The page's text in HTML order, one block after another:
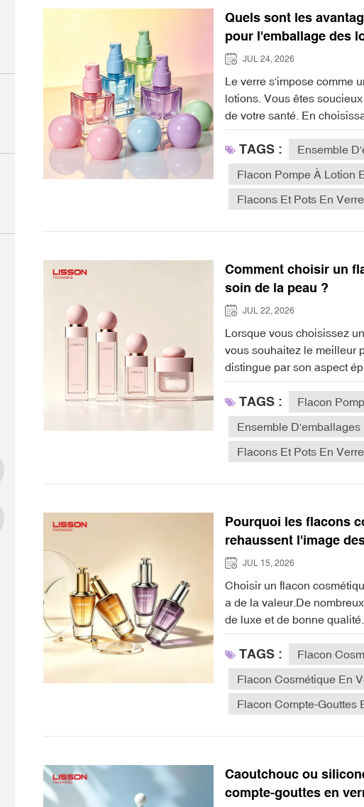
Quels sont les
pour l'emballage des
JUL 24, 2026
Le verre s'impose comme un choix de qualité supérieure pour l'emballage des lotions. Vous êtes soucieux de l'environnement, de la conservation du produit et de votre santé. En choisissant le verre, vous contribuez à un environnement plus propre et bénéficiez d'une lotion de qualité supérieure et plus sûre. Voyez la différence :AspectEmballage en verreEmballages plastiquesApprovisionnement en matières premièresFabriqué à partir de matériaux naturels comme le sable de siliceDérivés des combustibles fossiles, ils provoquent des perturbations environnementales.Énergie manufacturièreNécessite des températures élevées, ce qui augmente la consommation d'énergie.Des températures plus basses, mais cela implique un traitement chimiqueÉmissions liées aux transportsPlus lourd, ce qui entraîne une consommation de carburant plus élevée pendant le transportPlus léger, ce qui permet d'expédier davantage d'unités et de réduire les émissions.Performance en matière de recyclagePeut être recyclé plusieurs fois sans dégradationSouvent recyclé à la baisse, possibilités de recyclage limitéesLa marque Lisson bénéficie de plus de 20 ans d'expertise dans le domaine des emballages cosmétiques en verre et propose des solutions écologiques. En choisissant un emballage qui protège votre lotion et la planète, vous contribuez à un geste positif. Points clés à retenirChoisir des emballages en verre favorise le développement durable en utilisant des matériaux naturels et en réduisant les déchets mis en décharge.Les bouteilles en verre sont recyclables à l'infini et conservent leur qualité au fil de multiples cycles de recyclage, contrairement au plastique.Le verre protège la lotion de toute contamination et préserve sa qualité, garantissant ainsi sécurité et efficacité pour les consommateurs.L'aspect et le toucher haut de gamme des emballages en verre améliorent l'image de marque et attirent les consommateurs soucieux de l'environnement.Investir dans des emballages en verre peut justifier des prix plus élevés, car les consommateurs valorisent la qualité et la durabilité. Avantages environnementaux du choix du verreEmballage en verre et durabilitéVous souhaitez que l'emballage de votre lotion reflète vos valeurs. Choisir le verre est un moyen efficace de soutenir le développement durable. Le verre se distingue comme un matériau durable car il provient de ressources naturelles abondantes comme le sable de silice. En choisissant des flacons en verre pour vos produits, vous contribuez à la protection de la planète. La marque Lisson est pionnière dans le secteur grâce à ses caractéristiques écologiques, proposant du verre recyclable et des designs minimalistes en accord avec les objectifs de développement durable mondiaux.L'emballage en verre favorise un avenir durable. Les flacons en verre sont réutilisables de nombreuses fois sans perte de qualité. C'est pourquoi l'emballage en verre est un choix idéal pour les consommateurs soucieux de l'environnement. La marque Lisson utilise du verre recyclable et propose des options rechargeables pour réduire les déchets et préserver les ressources. En choisissant un coffret de soins en verre, vous faites un geste pour la planète. flacon pompe à lotion en verre pour vos produits.Conseil: L’emballage en verre est non seulement durable, mais il témoigne aussi de votre engagement en faveur de pratiques écoresponsables. Vous incitez ainsi les
TAGS :
Ensemble
Flacon Pompe À Lotion
Flacons Et Pots En
Comment choisir un
soin de la peau ?
JUL 22, 2026
Lorsque vous choisissez un flacon de lotion en verre pour vos soins de la peau, vous souhaitez le meilleur pour votre formule. Le verre de haute qualité se distingue par son aspect épuré et son toucher haut de gamme. On apprécie le poids et la fraîcheur des flacons en verre au quotidien. Vous avez l'assurance que cet emballage protège vos ingrédients et préserve la pureté de votre lotion. Des marques de confiance comme Lisson privilégient un verre inerte et sûr, gage de qualité et de durabilité. Réfléchissez à la manière dont un verre et un emballage adaptés peuvent valoriser votre marque et témoigner de votre engagement envers la qualité.Une protection supérieure préserve les formules de soins pour peaux sensibles de l'oxygène.L'emballage en verre favorise les choix écologiques et protège des substances chimiques nocives.Les flacons en verre de qualité confèrent à votre gamme de soins de la peau une allure luxueuse.Points clés à retenirChoisissez des flacons en verre de haute qualité pour protéger vos formules de soin des interactions nocives et de la contamination.Choisissez la taille et la forme de bouteilles adaptées à votre type de produit et optimisez l'expérience utilisateur.Pensez aux emballages en verre écologiques pour favoriser le développement durable et séduire les consommateurs soucieux de l'environnement.Privilégiez les méthodes de distribution conviviales comme les pompes ou les compte-gouttes pour une application facile et un minimum de gaspillage.Rehaussez l'attrait de votre marque grâce à des designs et des couleurs élégants qui reflètent le luxe et attirent les clients. Facteurs clés à prendre en compte lors du choix de flacons cosmétiquesChoisir le bon emballage pour vos produits de soin peut s'avérer complexe. Vous souhaitez protéger votre formule, offrir une expérience haut de gamme et valoriser votre marque. Analysons ensemble les facteurs clés à prendre en compte pour choisir vos flacons cosmétiques et faire le meilleur choix pour votre gamme de soins naturels.Qualité et sécurité des matériauxChoisir des flacons cosmétiques en verre, c'est investir dans la sécurité et l'intégrité de vos soins. Le verre se distingue par son inertie chimique exceptionnelle. Il ne réagit pas avec votre formule, vous n'avez donc jamais à craindre la migration de substances nocives dans votre lotion ou sérum. C'est particulièrement important pour les ingrédients sensibles comme les rétinoïdes et la vitamine C. Un emballage en verre de haute qualité préserve la pureté de votre produit et assure sa stabilité dans le temps.Vous remarquerez que des marques comme Lisson utilisent des procédés de fabrication avancés pour créer des flacons en verre qui restent stables, même avec des formules complexes. Le verre étant non poreux et imperméable, vos soins restent frais et intacts. Si vous souhaitez sublimer vos emballages cosmétiques, flacon pompe à lotion en verre Ces options offrent à la fois sécurité et une sensation haut de gamme. Vous pouvez faire confiance aux flacons cosmétiques en verre pour protéger vos soins naturels et rassurer vos clients.Conseil: Vérifiez toujours que vos emballages cosmétiques utilisent du verre de haute qualité. Cela garantit la préservation de la pureté et de la sécurité de vos soins. Compatibilité avec les ingrédients de soins de la peauTous les contenants cosmétiques ne
TAGS :
Flacon
Ensemble
Flacons Et Pots En
Pourquoi les flacons
rehaussent l'image
JUL 15, 2026
Choisir un flacon cosmétique en verre épais, c'est montrer qu'il est spécial et qu'il a de la valeur.De nombreux acheteurs pensent que le verre épais est synonyme de luxe et de bonne qualité.L'apparence et la sensation au toucher aident les gens à se faire une opinion de votre marque.Description de la tendanceImpactPassage du plastique au verre dans les soins de la peau et les parfums de luxeFait preuve d'une grande qualité et d'un souci du respect de l'environnement. Points clés à retenirLes flacons en verre épais sont un gage de raffinement et de qualité. Ils valorisent le client et lui donnent le sentiment d'être important lorsqu'il utilise vos produits.L'utilisation d'emballages en verre identiques renforce l'image de votre marque. Elle permet aux clients de reconnaître et de faire confiance à vos produits.Les flacons en verre protègent les formules de soin de la lumière et de l'air, préservant ainsi leur fraîcheur et leur efficacité. Cela contribue à rassurer les consommateurs quant à la qualité de votre marque. L'attrait luxueux d'un flacon cosmétique en verreQualité et exclusivitéVous souhaitez que vos clients se sentent importants lorsqu'ils utilisent votre produit. Flacon cosmétique en verre épais Le design y contribue grandement. L'épaisseur et le poids du verre témoignent du caractère exceptionnel de votre produit. Lorsqu'on tient en main une bouteille robuste et agréable au toucher, on perçoit immédiatement sa qualité. Cela distingue votre marque de celles qui proposent des bouteilles plus légères.Le verre épais témoigne de la qualité et du raffinement de la bouteille.Des formes originales, des couleurs vives et des surfaces lisses rendent votre produit facile à remarquer.Le verre préserve la fraîcheur et l'intégrité de vos soins, témoignant de votre souci de la qualité.Tenir un flacon cosmétique en verre épais donne l'impression de posséder quelque chose de raffiné.Les marques de luxe privilégient le verre au plastique, car il confère une impression de prestige. Le poids supplémentaire du verre contribue à valoriser le produit. De plus, la double paroi assure la conservation des ingrédients, garantissant ainsi une qualité optimale à chaque utilisation.En utilisant un flacon cosmétique en verre, vous montrez à vos clients que vous privilégiez la qualité et que vous souhaitez leur faire sentir qu'ils sont privilégiés. Cela renforce la confiance envers votre marque et les incite à choisir vos produits s'ils recherchent l'excellence. Identité de marque unifiéeUne marque forte se doit d'harmoniser l'apparence de tous ses produits. En utilisant des flacons cosmétiques en verre pour chaque produit, vous renforcez l'image de votre marque et la rendez facilement repérable. Vos clients peuvent ainsi trouver vos produits rapidement, ce qui contribue à fidéliser la clientèle et à instaurer une relation de confiance avec votre marque.L'emballage en verre est esthétique et témoigne de la pureté et de la longue durée de conservation de vos produits.L'utilisation des mêmes couleurs et finitions donne à vos produits un aspect uniforme.L'emballage en verre est bon pour la planète, ce qui contribue à instaurer la confiance envers votre marque chez les personnes soucieuses de l'environnement.L'emballage aide les gens à se faire une opinion sur votre marque.Les grandes marques
TAGS :
Flacon
Flacon Cosmétique En
Flacon Compte-Gouttes
Caoutchouc ou
compte-gouttes en